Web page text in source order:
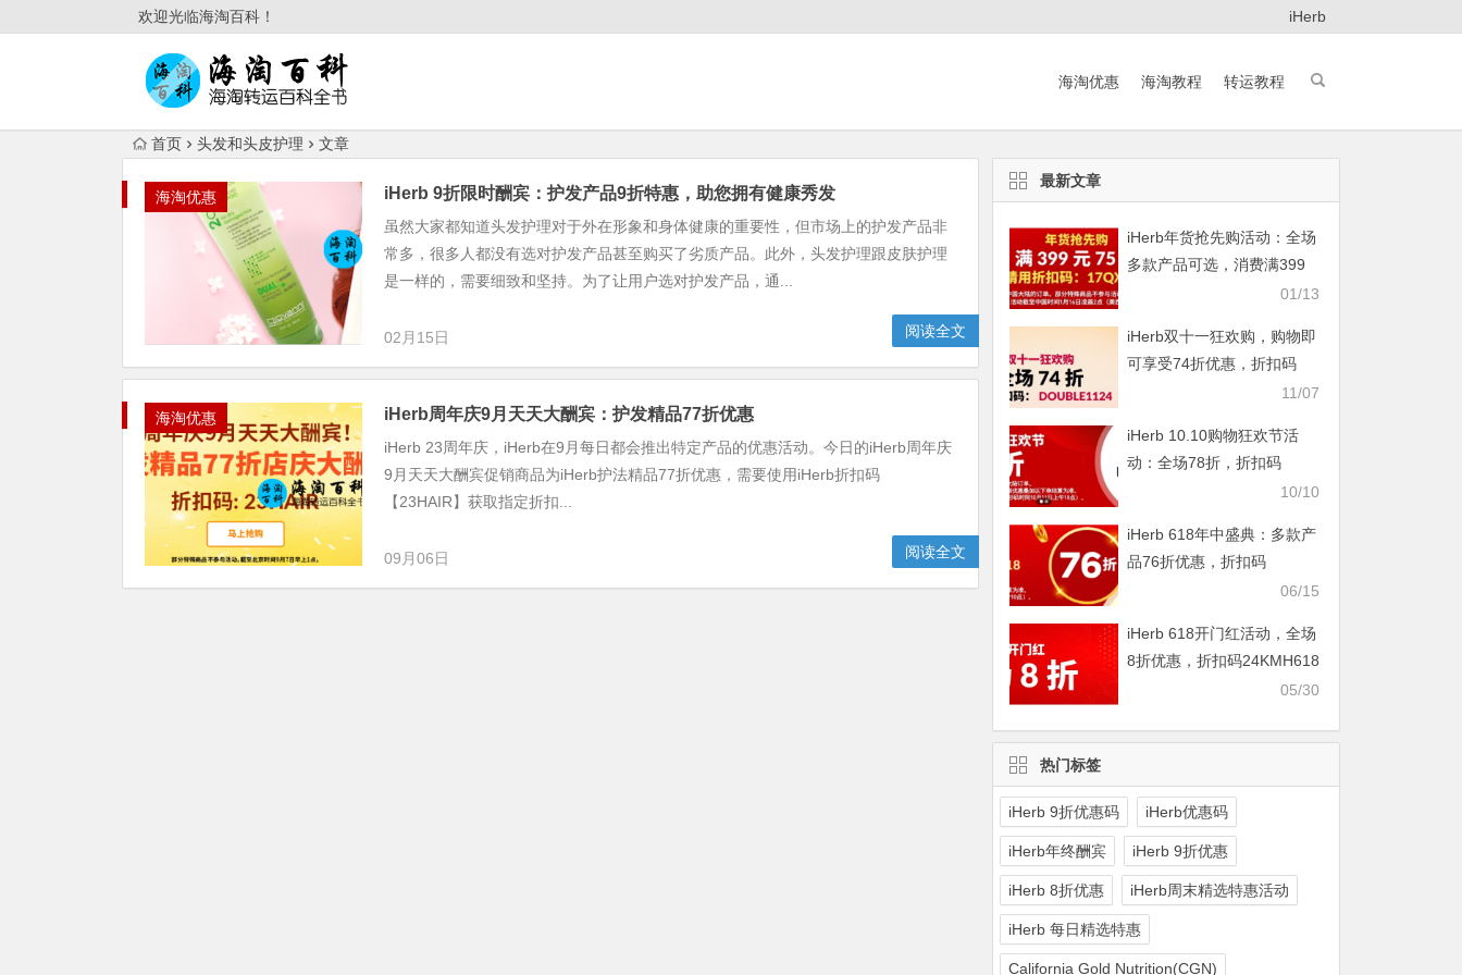
欢迎光临海淘百科！ iHerb
海淘优惠 海淘教程 转运教程
首页 头发和头皮护理 文章
海淘优惠 iHerb 9折限时酬宾：护发产品9折特惠，助您拥有健康秀发
虽然大家都知道头发护理对于外在形象和身体健康的重要性，但市场上的护发产品非
常多，很多人都没有选对护发产品甚至购买了劣质产品。此外，头发护理跟皮肤护理
是一样的，需要细致和坚持。为了让用户选对护发产品，通...
02月15日 阅读全文
海淘优惠 iHerb周年庆9月天天大酬宾：护发精品77折优惠
iHerb 23周年庆，iHerb在9月每日都会推出特定产品的优惠活动。今日的iHerb周年庆
9月天天大酬宾促销商品为iHerb护法精品77折优惠，需要使用iHerb折扣码
【23HAIR】获取指定折扣...
09月06日 阅读全文
最新文章
iHerb年货抢先购活动：全场
多款产品可选，消费满399
01/13
iHerb双十一狂欢购，购物即
可享受74折优惠，折扣码
11/07
iHerb 10.10购物狂欢节活
动：全场78折，折扣码
10/10
iHerb 618年中盛典：多款产
品76折优惠，折扣码
06/15
iHerb 618开门红活动，全场
8折优惠，折扣码24KMH618
05/30
热门标签
iHerb 9折优惠码 iHerb优惠码
iHerb年终酬宾 iHerb 9折优惠
iHerb 8折优惠 iHerb周末精选特惠活动
iHerb 每日精选特惠
California Gold Nutrition(CGN)